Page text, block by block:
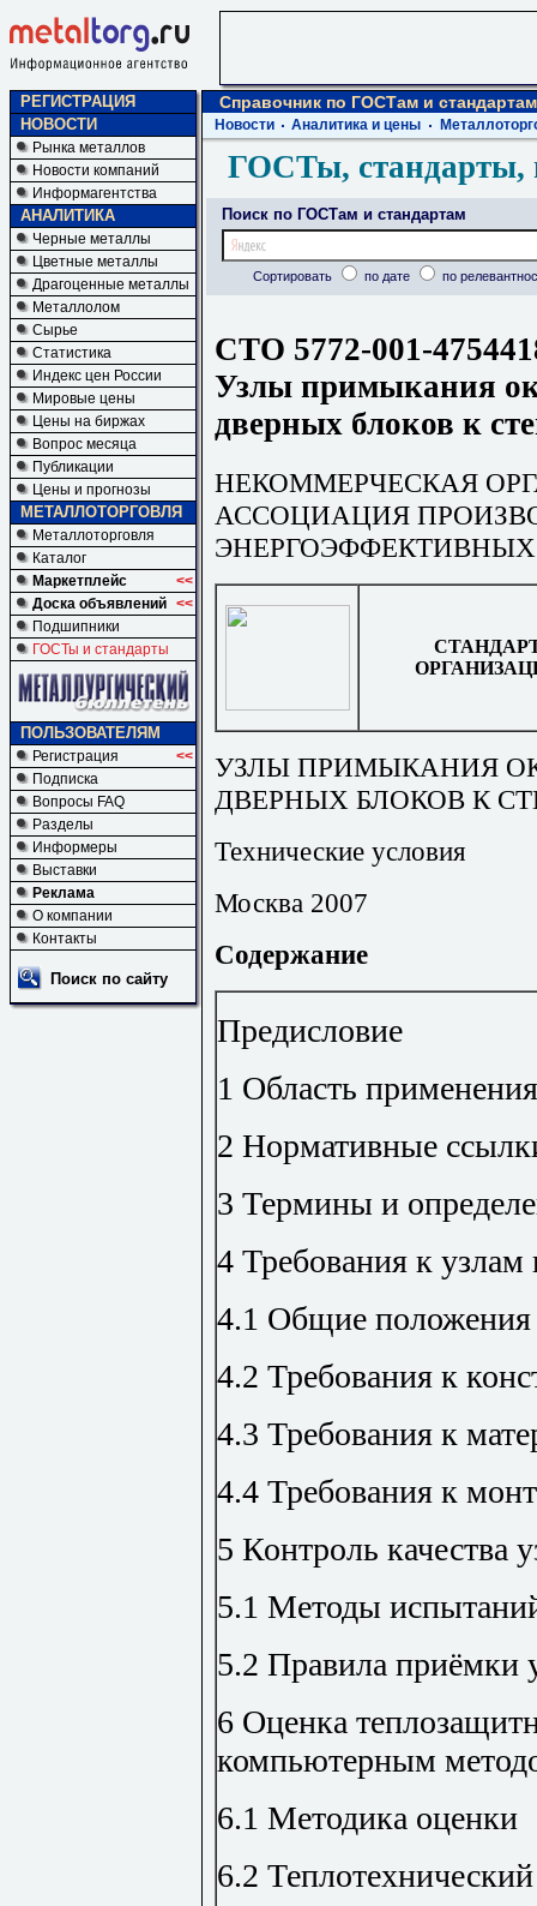
РЕГИСТРАЦИЯ
НОВОСТИ
Рынка металлов
Новости компаний
Информагентства
АНАЛИТИКА
Черные металлы
Цветные металлы
Драгоценные металлы
Металлолом
Сырье
Статистика
Индекс цен России
Мировые цены
Цены на биржах
Вопрос месяца
Публикации
Цены и прогнозы
МЕТАЛЛОТОРГОВЛЯ
Металлоторговля
Каталог
Маркетплейс
<<
Доска объявлений <<
Подшипники
ГОСТы и стандарты
ПОЛЬЗОВАТЕЛЯМ
Регистрация
<<
Подписка
Вопросы FAQ
Разделы
Информеры
Выставки
Реклама
О компании
Контакты
Поиск по сайту
Справочник по ГОСТам и стандартам
Новости Аналитика и цены
ГОСТы, стандарты,
Поиск по ГОСТам и стандартам
Сортировать по дате по
СТО 5772-001-
Узлы примыкания
дверных блоков к
НЕКОММЕРЧЕСКАЯ
АССОЦИАЦИЯ
УЗЛЫ ПРИМЫКАНИЯ
ДВЕРНЫХ БЛОКОВ К
Технические условия
Москва 2007
Содержание
Предисловие
1 Область применения
2 Нормативные
3 Термины и
4 Требования к
4.1 Общие положения
4.2 Требования к
4.3 Требования к
4.4 Требования к
5 Контроль качества
5.1 Методы
5.2 Правила приёмки
6 Оценка
компьютерным
6.1 Методика оценки
6.2